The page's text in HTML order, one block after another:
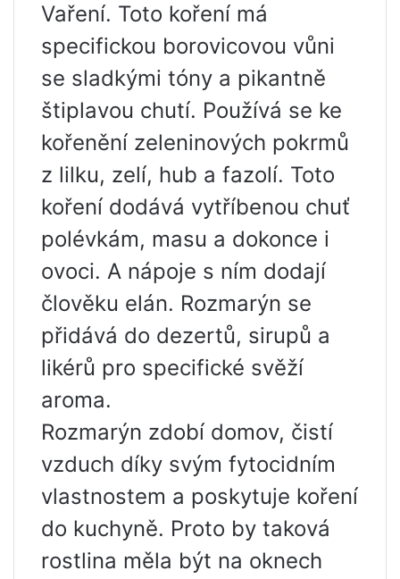
Vaření. Toto koření má
specifickou borovicovou vůni
se sladkými tóny a pikantně
štiplavou chutí. Používá se ke
kořenění zeleninových pokrmů
z lilku, zelí, hub a fazolí. Toto
koření dodává vytříbenou chuť
polévkám, masu a dokonce i
ovoci. A nápoje s ním dodají
člověku elán. Rozmarýn se
přidává do dezertů, sirupů a
likérů pro specifické svěží
aroma.
Rozmarýn zdobí domov, čistí
vzduch díky svým fytocidním
vlastnostem a poskytuje koření
do kuchyně. Proto by taková
rostlina měla být na oknech